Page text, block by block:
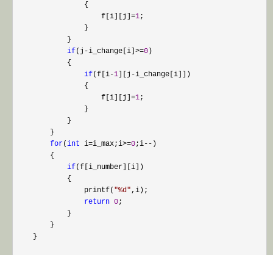
                {
                    f[i][j]
=1;
                }
            }
if(j-i_change[i]>=0 )
            {
if(f[i-1 ][j-i_change[i]])
                {
                    f[i][j]
=1;
                }
            }
        }
for(int i=i_max;i>=0;i-- )
        {
if(f[i_number][i])
            {
                printf(
"%d",i);
return 0;
            }
        }
    }